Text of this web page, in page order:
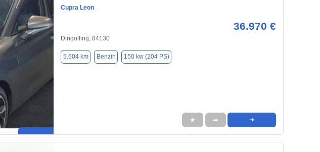
Cupra Leon
36.970 €
Dingolfing, 84130
5.604 km Benzin 150 kw (204 PS)
★ ➦ ➜